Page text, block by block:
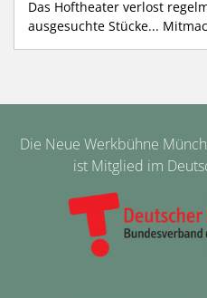
Das Hoftheater verlost
ausgesuchte Stücke...
Die Neue Werkbühne
ist Mitglied im